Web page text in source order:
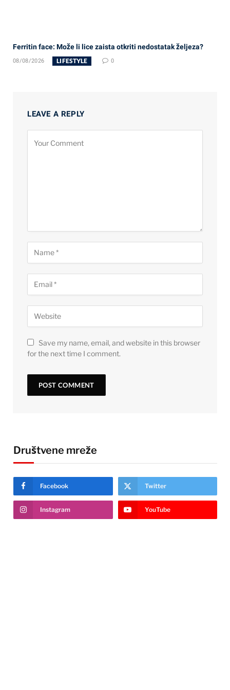
Ferritin face: Može li lice zaista otkriti nedostatak željeza?
08/08/2026 LIFESTYLE 0
LEAVE A REPLY
Save my name, email, and website in this browser
for the next time I comment.
Društvene mreže
Facebook Twitter
Instagram YouTube